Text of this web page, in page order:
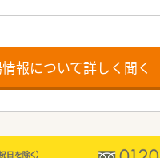
報について詳しく聞く